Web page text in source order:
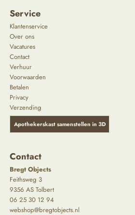
Service
Klantenservice
Over ons
Vacatures
Contact
Verhuur
Voorwaarden
Betalen
Privacy
Verzending
Apothekerskast samenstellen in 3D
Contact
Bregt Objects
Feithsweg 3
9356 AS Tolbert
06 25 30 12 94
webshop@bregtobjects.nl